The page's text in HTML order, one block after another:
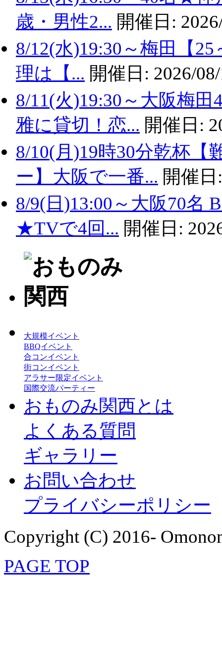
歳・男性2... 開催日:
8/12(水)19:30～梅田【
理は【... 開催日: 2026/
8/11(火)19:30～大阪梅
雅に貸切！恋... 開催日:
8/10(月)19時30分乾杯【
ー】大阪で一番... 開催
8/9(日)13:00～大阪70名
★TVで4回... 開催日:
大規模イベント
BBQイベント
合コンイベント
街コンイベント
アラサー限定イベント
国際交流パーティー
おものみ関西とは
よくある質問
ギャラリー
お問い合わせ
プライバシーポリシー
Copyright (C) 2016-
PAGE TOP